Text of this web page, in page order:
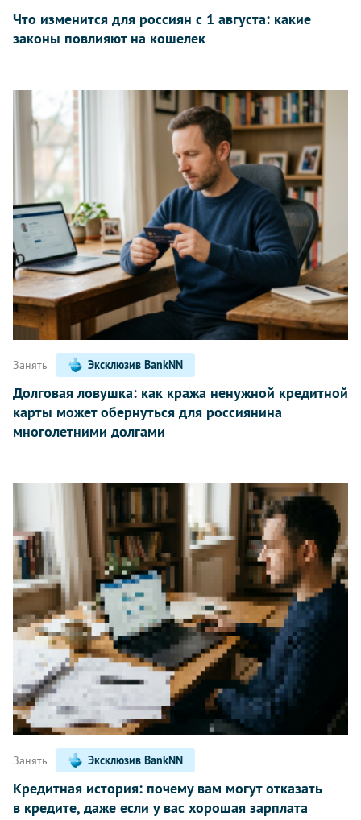
Что изменится для россиян с 1 августа: какие
законы повлияют на кошелек
Занять Эксклюзив BankNN
Долговая ловушка: как кража ненужной кредитной
карты может обернуться для россиянина
многолетними долгами
Занять Эксклюзив BankNN
Кредитная история: почему вам могут отказать
в кредите, даже если у вас хорошая зарплата